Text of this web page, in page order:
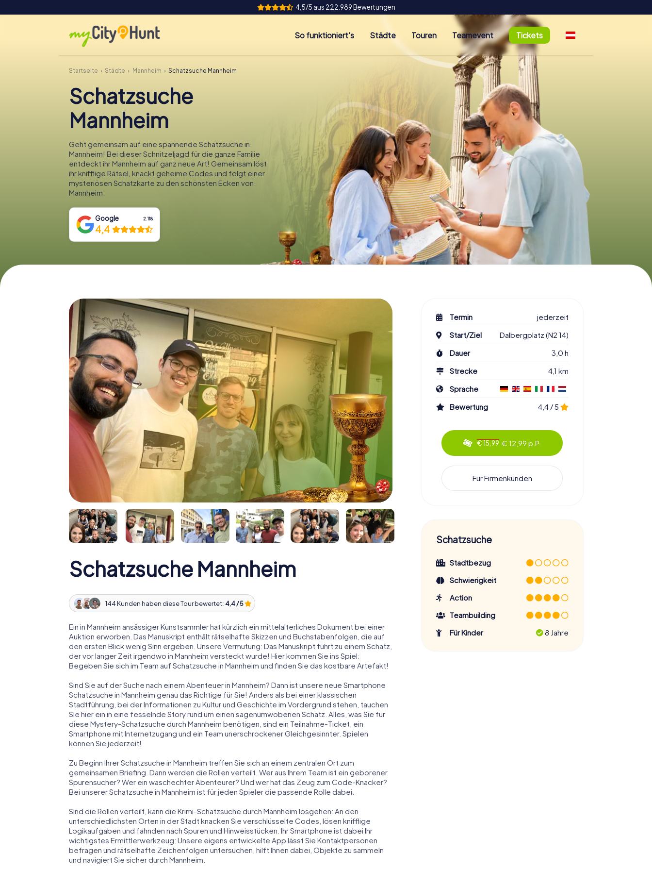
4,5/5 aus 222.989 Bewertungen
So funktioniert's Städte Touren Teamevent Tickets
Startseite Städte Mannheim Schatzsuche Mannheim
Schatzsuche
Mannheim
Geht gemeinsam auf eine spannende Schatzsuche in
Mannheim! Bei dieser Schnitzeljagd für die ganze Familie
entdeckt ihr Mannheim auf ganz neue Art! Gemeinsam löst
ihr knifflige Rätsel, knackt geheime Codes und folgt einer
mysteriösen Schatzkarte zu den schönsten Ecken von
Mannheim.
Google 2.118
4,4
Schatzsuche Mannheim
144 Kunden haben diese Tour bewertet: 4,4 / 5
Ein in Mannheim ansässiger Kunstsammler hat kürzlich ein mittelalterliches Dokument bei einer
Auktion erworben. Das Manuskript enthält rätselhafte Skizzen und Buchstabenfolgen, die auf
den ersten Blick wenig Sinn ergeben. Unsere Vermutung: Das Manuskript führt zu einem Schatz,
der vor langer Zeit irgendwo in Mannheim versteckt wurde! Hier kommen Sie ins Spiel:
Begeben Sie sich im Team auf Schatzsuche in Mannheim und finden Sie das kostbare Artefakt!
Sind Sie auf der Suche nach einem Abenteuer in Mannheim? Dann ist unsere neue Smartphone
Schatzsuche in Mannheim genau das Richtige für Sie! Anders als bei einer klassischen
Stadtführung, bei der Informationen zu Kultur und Geschichte im Vordergrund stehen, tauchen
Sie hier ein in eine fesselnde Story rund um einen sagenumwobenen Schatz. Alles, was Sie für
diese Mystery-Schatzsuche durch Mannheim benötigen, sind ein Teilnahme-Ticket, ein
Smartphone mit Internetzugang und ein Team unerschrockener Gleichgesinnter. Spielen
können Sie jederzeit!
Zu Beginn Ihrer Schatzsuche in Mannheim treffen Sie sich an einem zentralen Ort zum
gemeinsamen Briefing. Dann werden die Rollen verteilt. Wer aus Ihrem Team ist ein geborener
Spurensucher? Wer ein waschechter Abenteurer? Und wer hat das Zeug zum Code-Knacker?
Bei unserer Schatzsuche in Mannheim ist für jeden Spieler die passende Rolle dabei.
Sind die Rollen verteilt, kann die Krimi-Schatzsuche durch Mannheim losgehen: An den
unterschiedlichsten Orten in der Stadt knacken Sie verschlüsselte Codes, lösen knifflige
Logikaufgaben und fahnden nach Spuren und Hinweisstücken. Ihr Smartphone ist dabei Ihr
wichtigstes Ermittlerwerkzeug: Unsere eigens entwickelte App lässt Sie Kontaktpersonen
befragen und rätselhafte Zeichenfolgen untersuchen, hilft Ihnen dabei, Objekte zu sammeln
und navigiert Sie sicher durch Mannheim.
Termin
jederzeit
Start/Ziel
Dalbergplatz (N2 14)
Dauer
3,0 h
Strecke
4,1 km
Sprache
Bewertung
4,4 / 5
€ 15,99 € 12,99 p.P.
Für Firmenkunden
Schatzsuche
Stadtbezug
Schwierigkeit
Action
Teambuilding
Für Kinder
8 Jahre